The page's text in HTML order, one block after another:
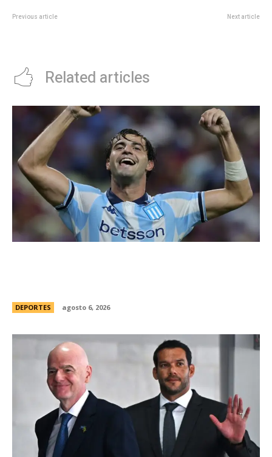
Previous article Next article
Related articles
DEPORTES agosto 6, 2026